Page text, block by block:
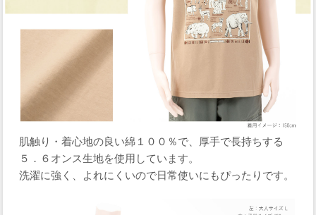
肌触り・着心地の良い綿１００％で、厚手で長持ちする
５．６オンス生地を使用しています。
洗濯に強く、よれにくいので日常使いにもぴったりです。